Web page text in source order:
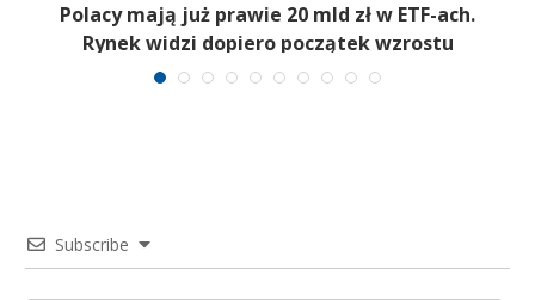
Polacy mają już prawie 20 mld zł w ETF-ach.
Rynek widzi dopiero początek wzrostu
Subscribe